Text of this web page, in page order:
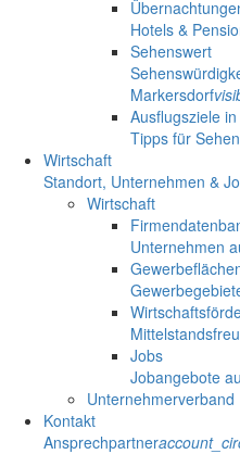
Hotels &
Sehenswert
Markersdorf
Ausflugsziele
Tipps für
Wirtschaft
Standort, Unternehmen &
Wirtschaft
Unternehmen
Jobs
Jobangebote
Unternehmerverband
Kontakt
Ansprechpartner